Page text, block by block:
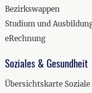
Bezirkswappen
Studium und
eRechnung
Soziales & Gesundheit
Übersichtskarte